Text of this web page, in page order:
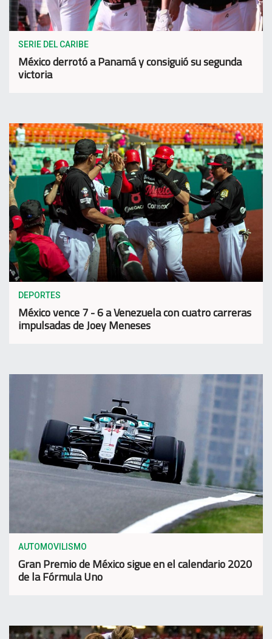
SERIE DEL CARIBE
México derrotó a Panamá y consiguió su segunda
victoria
DEPORTES
México vence 7 - 6 a Venezuela con cuatro carreras
impulsadas de Joey Meneses
AUTOMOVILISMO
Gran Premio de México sigue en el calendario 2020
de la Fórmula Uno